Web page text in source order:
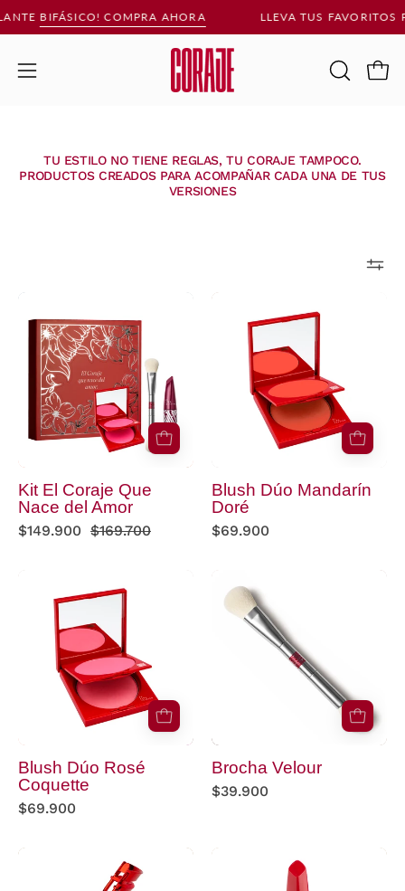
Saltar
al
BIFÁSICO! COMPRA AHORA LLEVA TUS FAVORITOS
Abrir
ABRIR
TU ESTILO NO TIENE REGLAS, TU CORAJE TAMPOCO.
PRODUCTOS CREADOS PARA ACOMPAÑAR CADA UNA DE TUS
VERSIONES
El
Coraje
Que
Nace
del
Amor
Kit El Coraje Que
Nace del Amor
$149.900 $169.700
Dúo
Mandarín
Doré
Blush Dúo Mandarín
Doré
$69.900
Dúo
Coquette
Blush Dúo Rosé
Coquette
$69.900
Brocha Velour
$39.900
Encrespador
Rojo
pestañina
coraje